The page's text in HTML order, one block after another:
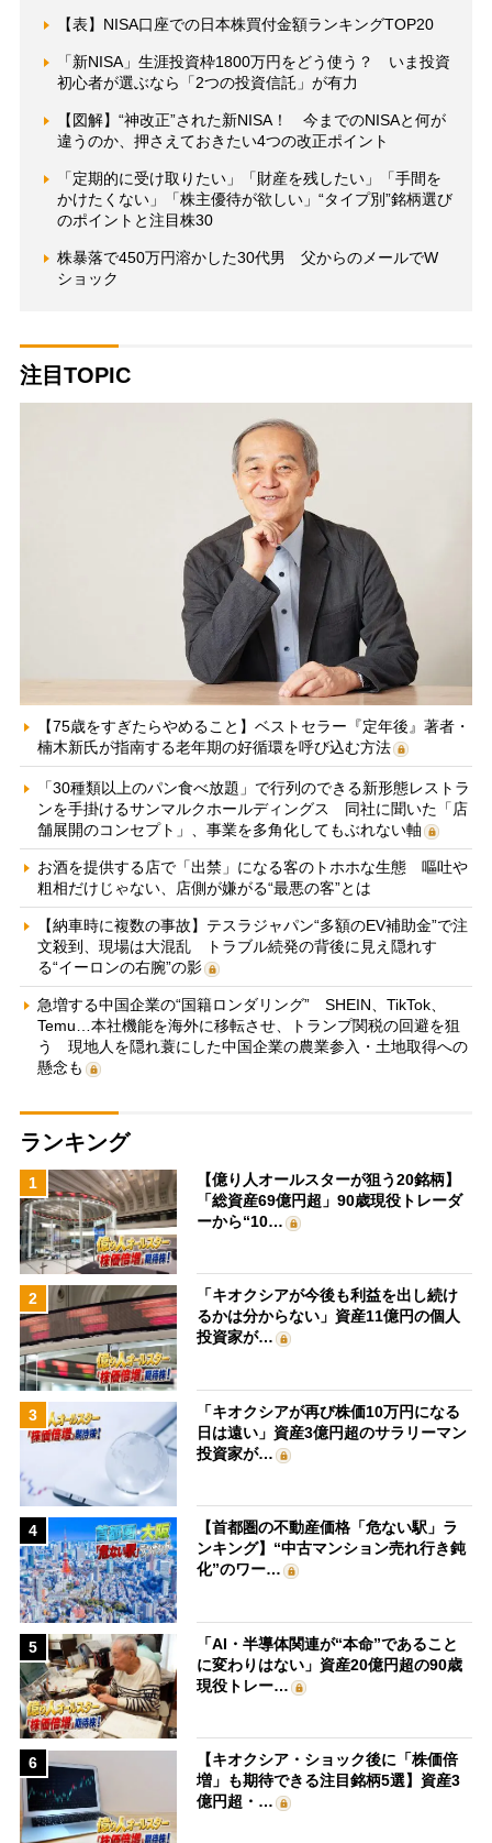
【表】NISA口座での日本株買付金額ランキングTOP20
「新NISA」生涯投資枠1800万円をどう使う？ いま投資
初心者が選ぶなら「2つの投資信託」が有力
【図解】“神改正”された新NISA！ 今までのNISAと何が
違うのか、押さえておきたい4つの改正ポイント
「定期的に受け取りたい」「財産を残したい」「手間を
かけたくない」「株主優待が欲しい」“タイプ別”銘柄選び
のポイントと注目株30
株暴落で450万円溶かした30代男 父からのメールでW
ショック
注目TOPIC
【75歳をすぎたらやめること】ベストセラー『定年後』著者・
楠木新氏が指南する老年期の好循環を呼び込む方法
「30種類以上のパン食べ放題」で行列のできる新形態レストラ
ンを手掛けるサンマルクホールディングス 同社に聞いた「店
舗展開のコンセプト」、事業を多角化してもぶれない軸
お酒を提供する店で「出禁」になる客のトホホな生態 嘔吐や
粗相だけじゃない、店側が嫌がる“最悪の客”とは
【納車時に複数の事故】テスラジャパン“多額のEV補助金”で注
文殺到、現場は大混乱 トラブル続発の背後に見え隠れす
る“イーロンの右腕”の影
急増する中国企業の“国籍ロンダリング” SHEIN、TikTok、
Temu…本社機能を海外に移転させ、トランプ関税の回避を狙
う 現地人を隠れ蓑にした中国企業の農業参入・土地取得への
懸念も
ランキング
1
【億り人オールスターが狙う20銘柄】
「総資産69億円超」90歳現役トレーダ
ーから“10…
2
「キオクシアが今後も利益を出し続け
るかは分からない」資産11億円の個人
投資家が…
3
「キオクシアが再び株価10万円になる
日は遠い」資産3億円超のサラリーマン
投資家が…
4
【首都圏の不動産価格「危ない駅」ラ
ンキング】“中古マンション売れ行き鈍
化”のワー…
5
「AI・半導体関連が“本命”であること
に変わりはない」資産20億円超の90歳
現役トレー…
6
【キオクシア・ショック後に「株価倍
増」も期待できる注目銘柄5選】資産3
億円超・…